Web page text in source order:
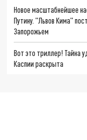
Новое масштабнейшее
Путину. "Львов Кима"
Запорожьем
Вот это триллер! Тайна
Каспии раскрыта